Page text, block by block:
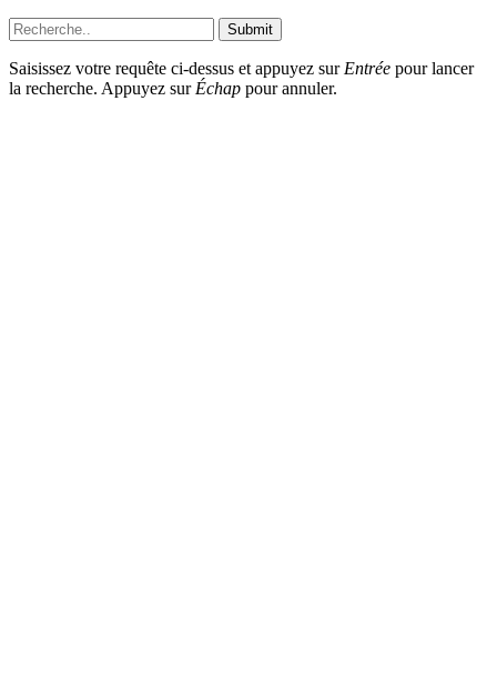
Submit
Saisissez votre requête ci-dessus et appuyez sur Entrée pour lancer
la recherche. Appuyez sur Échap pour annuler.